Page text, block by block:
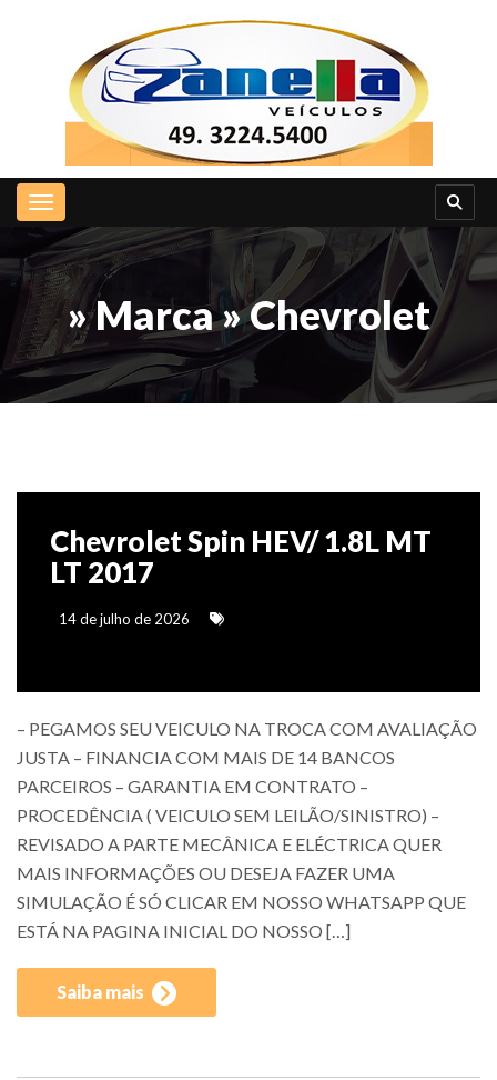
Toggle navigation
» Marca » Chevrolet
Chevrolet Spin HEV/ 1.8L MT
LT 2017
14 de julho de 2026
– PEGAMOS SEU VEICULO NA TROCA COM AVALIAÇÃO
JUSTA – FINANCIA COM MAIS DE 14 BANCOS
PARCEIROS – GARANTIA EM CONTRATO –
PROCEDÊNCIA ( VEICULO SEM LEILÃO/SINISTRO) –
REVISADO A PARTE MECÂNICA E ELÉCTRICA QUER
MAIS INFORMAÇÕES OU DESEJA FAZER UMA
SIMULAÇÃO É SÓ CLICAR EM NOSSO WHATSAPP QUE
ESTÁ NA PAGINA INICIAL DO NOSSO […]
Saiba mais